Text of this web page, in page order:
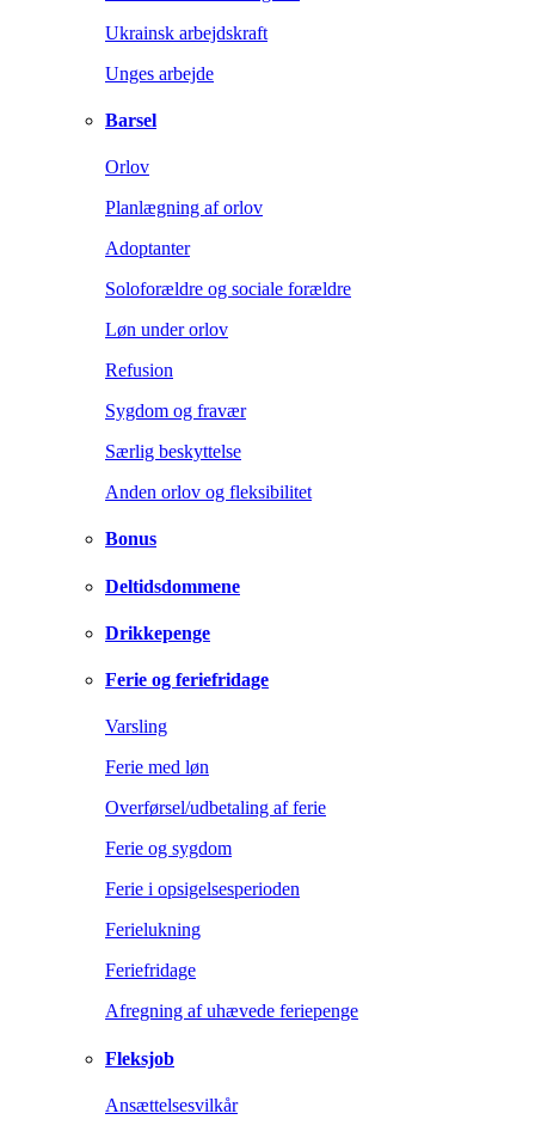
Ukrainsk arbejdskraft
Unges arbejde
Barsel
Orlov
Planlægning af orlov
Adoptanter
Soloforældre og sociale forældre
Løn under orlov
Refusion
Sygdom og fravær
Særlig beskyttelse
Anden orlov og fleksibilitet
Bonus
Deltidsdommene
Drikkepenge
Ferie og feriefridage
Varsling
Ferie med løn
Overførsel/udbetaling af ferie
Ferie og sygdom
Ferie i opsigelsesperioden
Ferielukning
Feriefridage
Afregning af uhævede feriepenge
Fleksjob
Ansættelsesvilkår